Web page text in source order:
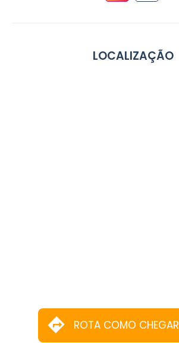
LOCALIZAÇÃO
ROTA COMO CHEGAR